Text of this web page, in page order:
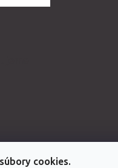
cookies.